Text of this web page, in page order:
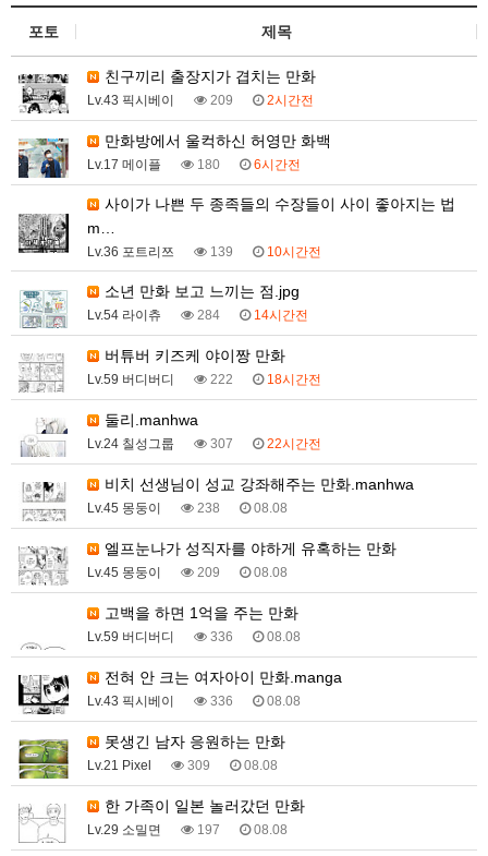
포토 제목
친구끼리 출장지가 겹치는 만화
Lv.43 픽시베이 209 2시간전
만화방에서 울컥하신 허영만 화백
Lv.17 메이플 180 6시간전
m…
Lv.36 포트리쯔 139 10시간전
소년 만화 보고 느끼는 점.jpg
Lv.54 라이츄 284 14시간전
버튜버 키즈케 야이짱 만화
Lv.59 버디버디 222 18시간전
둘리.manhwa
Lv.24 칠성그룹 307 22시간전
비치 선생님이 성교 강좌해주는 만화.manhwa
Lv.45 몽둥이 238 08.08
엘프눈나가 성직자를 야하게 유혹하는 만화
Lv.45 몽둥이 209 08.08
고백을 하면 1억을 주는 만화
Lv.59 버디버디 336 08.08
전혀 안 크는 여자아이 만화.manga
Lv.43 픽시베이 336 08.08
못생긴 남자 응원하는 만화
Lv.21 Pixel 309 08.08
한 가족이 일본 놀러갔던 만화
Lv.29 소밀면 197 08.08